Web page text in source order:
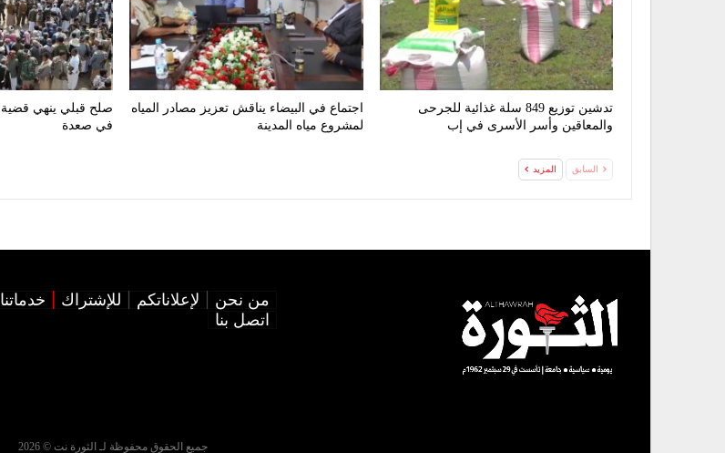
تدشين توزيع 849 سلة غذائية للجرحى
والمعاقين وأسر الأسرى في إب
اجتماع في البيضاء يناقش تعزيز مصادر المياه
لمشروع مياه المدينة
في صعدة
السابق المزيد
من نحن لإعلاناتكم للإشتراك
خدماتنا
اتصل بنا
جميع الحقوق محفوظة لـ الثورة نت © 2026